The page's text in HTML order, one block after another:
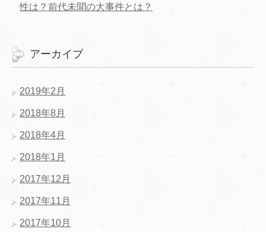
性は？前代未聞の大事件とは？
アーカイブ
2019年2月
2018年8月
2018年4月
2018年1月
2017年12月
2017年11月
2017年10月